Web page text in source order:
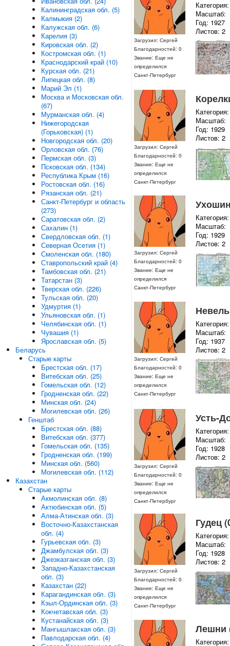
Загрузил: Сергей
Благодарностей: 0
Звание: Еще не
определился
Санкт-Петербург
Масштаб:
Год: 1927
Листов: 2
Загрузил: Сергей
Благодарностей: 0
Звание: Еще не
определился
Санкт-Петербург
Масштаб:
Год: 1929
Листов: 2
Загрузил: Сергей
Благодарностей: 0
Звание: Еще не
определился
Санкт-Петербург
Масштаб:
Год: 1929
Листов: 2
Загрузил: Сергей
Благодарностей: 0
Звание: Еще не
определился
Санкт-Петербург
Масштаб:
Год: 1937
Листов: 2
Загрузил: Сергей
Благодарностей: 0
Звание: Еще не
определился
Санкт-Петербург
Усть-
Масштаб:
Год: 1928
Листов: 2
Загрузил: Сергей
Благодарностей: 0
Звание: Еще не
определился
Санкт-Петербург
Гудец
Масштаб:
Год: 1928
Листов: 2
Лешни
Калининградская обл. (5)
Калмыкия (2)
Калужская обл. (6)
Карелия (3)
Кировская обл. (2)
Костромская обл. (1)
Краснодарский край (10)
Курская обл. (21)
Липецкая обл. (8)
Марий Эл (1)
Москва и Московская обл.
(67)
Мурманская обл. (4)
Нижегородская
(Горьковская) (1)
Новгородская обл. (20)
Орловская обл. (76)
Пермская обл. (3)
Псковская обл. (134)
Республика Крым (16)
Ростовская обл. (16)
Рязанская обл. (21)
Санкт-Петербург и область
(273)
Саратовская обл. (2)
Сахалин (1)
Свердловская обл. (1)
Северная Осетия (1)
Смоленская обл. (180)
Ставропольский край (4)
Тамбовская обл. (21)
Татарстан (3)
Тверская обл. (226)
Тульская обл. (20)
Удмуртия (1)
Ульяновская обл. (1)
Челябинская обл. (1)
Чувашия (1)
Ярославская обл. (5)
Беларусь
Старые карты
Брестская обл. (17)
Витебская обл. (25)
Гомельская обл. (12)
Гродненская обл. (22)
Минская обл. (24)
Могилевская обл. (26)
Генштаб
Брестская обл. (88)
Витебская обл. (377)
Гомельская обл. (135)
Гродненская обл. (199)
Минская обл. (560)
Могилевская обл. (112)
Казахстан
Старые карты
Акмолинская обл. (8)
Актюбинская обл. (5)
Алма-Атинская обл. (3)
Восточно-Казахстанская
обл. (4)
Гурьевская обл. (3)
Джамбулская обл. (3)
Джезказганская обл. (3)
Западно-Казахстанская
обл. (3)
Казахстан (22)
Карагандинская обл. (3)
Кзыл-Ординская обл. (3)
Кокчетавская обл. (3)
Кустанайская обл. (3)
Мангышлакская обл. (3)
Павлодарская обл. (4)